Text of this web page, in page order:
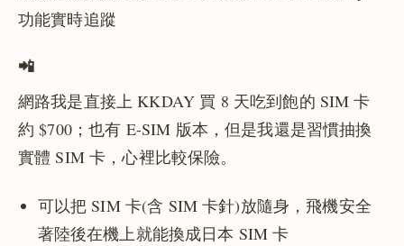
功能實時追蹤
📲
網路我是直接上 KKDAY 買 8 天吃到飽的 SIM 卡
約 $700；也有 E-SIM 版本，但是我還是習慣抽換
實體 SIM 卡，心裡比較保險。
可以把 SIM 卡(含 SIM 卡針)放隨身，飛機安全
著陸後在機上就能換成日本 SIM 卡